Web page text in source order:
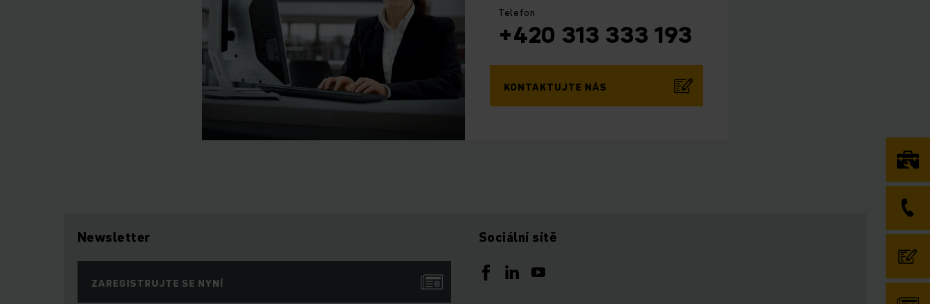
Telefon
+420 313 333 193
KONTAKTUJTE NÁS
Newsletter
ZAREGISTRUJTE SE NYNÍ
Sociální sítě